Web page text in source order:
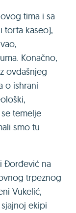
tima i sa
torta kaseo),
Konačno,
ovdašnjeg
o ishrani
temelje
smo tu
Đorđević na
trpeznog
Vukelić,
ekipi